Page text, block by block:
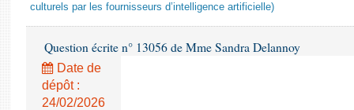
culturels par les fournisseurs d’intelligence artificielle)
Question écrite n° 13056 de Mme Sandra Delannoy
Date de
dépôt :
24/02/2026